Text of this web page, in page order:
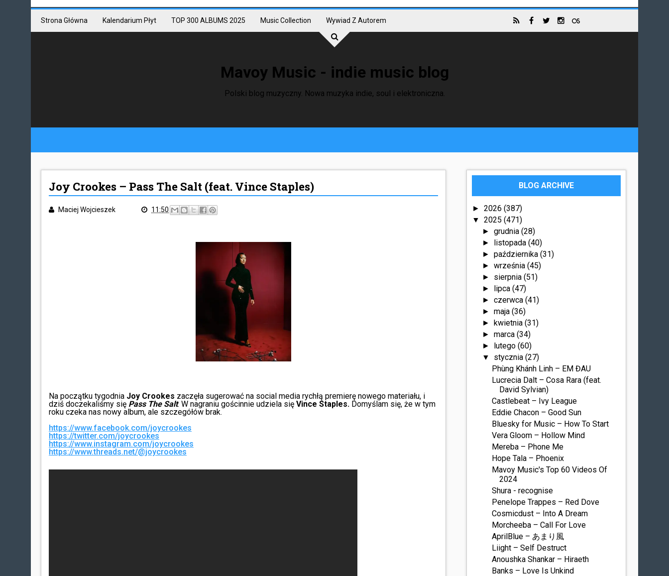
Strona Główna Kalendarium Płyt TOP 300 ALBUMS 2025 Music Collection Wywiad Z Autorem
Mavoy Music - indie music blog
Polski blog muzyczny. Nowa muzyka indie, soul i elektroniczna.
Joy Crookes – Pass The Salt (feat. Vince Staples)
Maciej Wojcieszek 11:50
Na początku tygodnia Joy Crookes zaczęła sugerować na social media rychłą premierę nowego materiału, i
dziś doczekaliśmy się Pass The Salt. W nagraniu gościnnie udziela się Vince Staples. Domyślam się, że w tym
roku czeka nas nowy album, ale szczegółów brak.
https://www.facebook.com/joycrookes
https://twitter.com/joycrookes
https://www.instagram.com/joycrookes
https://www.threads.net/@joycrookes
BLOG ARCHIVE
►2026(387)
▼2025(471)
► grudnia (28)
► listopada (40)
► października (31)
► września (45)
► sierpnia (51)
► lipca (47)
► czerwca (41)
► maja (36)
► kwietnia (31)
► marca (34)
► lutego (60)
▼ stycznia (27)
Phùng Khánh Linh – EM ĐAU
Lucrecia Dalt – Cosa Rara (feat.
David Sylvian)
Castlebeat – Ivy League
Eddie Chacon – Good Sun
Bluesky for Music – How To Start
Vera Gloom – Hollow Mind
Mereba – Phone Me
Hope Tala – Phoenix
Mavoy Music's Top 60 Videos Of
2024
Shura - recognise
Penelope Trappes – Red Dove
Cosmicdust – Into A Dream
Morcheeba – Call For Love
AprilBlue – あまり風
Liight – Self Destruct
Anoushka Shankar – Hiraeth
Banks – Love Is Unkind